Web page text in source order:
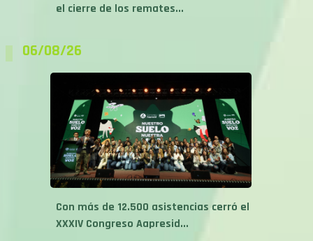
el cierre de los remates...
06/08/26
Con más de 12.500 asistencias cerró el
XXXIV Congreso Aapresid...